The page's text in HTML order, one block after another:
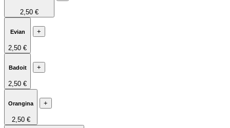
2,50 €
Evian
2,50 €
+
Badoit
2,50 €
+
Orangina
2,50 €
+